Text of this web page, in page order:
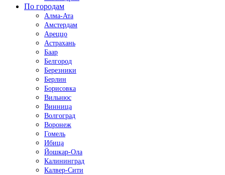
По городам
Алма-Ата
Амстердам
Ареццо
Астрахань
Баар
Белгород
Березники
Берлин
Борисовка
Вильнюс
Винница
Волгоград
Воронеж
Гомель
Ибица
Йошкар-Ола
Калининград
Калвер-Сити